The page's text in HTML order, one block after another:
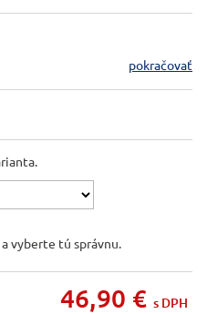
pokračovať
a vyberte tú správnu.
46,90 € s DPH